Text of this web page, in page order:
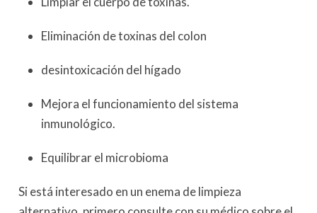
Eliminación de toxinas del colon
desintoxicación del hígado
Mejora el funcionamiento del sistema
inmunológico.
Equilibrar el microbioma
Si está interesado en un enema de limpieza